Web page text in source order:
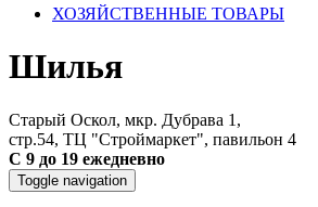
ХОЗЯЙСТВЕННЫЕ ТОВАРЫ
Шилья
Старый Оскол, мкр. Дубрава 1,
стр.54, ТЦ "Строймаркет", павильон 4
С 9 до 19 ежедневно
Toggle navigation